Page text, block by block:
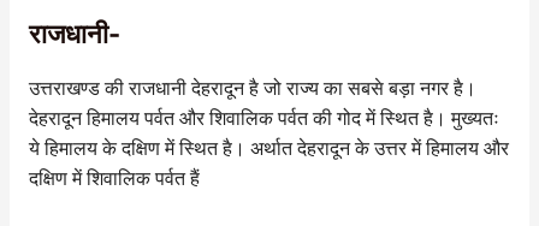
राजधानी-
उत्तराखण्ड की राजधानी देहरादून है जो राज्य का सबसे बड़ा नगर है।
देहरादून हिमालय पर्वत और शिवालिक पर्वत की गोद में स्थित है। मुख्यतः
ये हिमालय के दक्षिण में स्थित है। अर्थात देहरादून के उत्तर में हिमालय और
दक्षिण में शिवालिक पर्वत हैं